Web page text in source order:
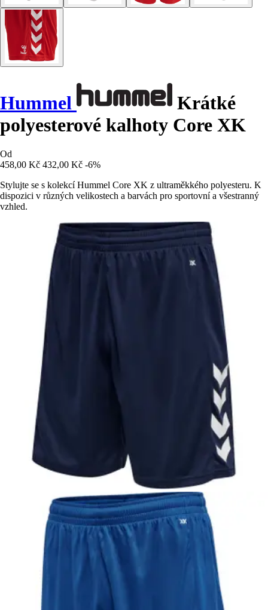
Hummel
Krátké
polyesterové kalhoty Core XK
Od
458,00 Kč 432,00 Kč -6%
Stylujte se s kolekcí Hummel Core XK z ultraměkkého polyesteru. K
dispozici v různých velikostech a barvách pro sportovní a všestranný
vzhled.